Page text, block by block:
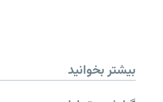
بیشتر بخوانید